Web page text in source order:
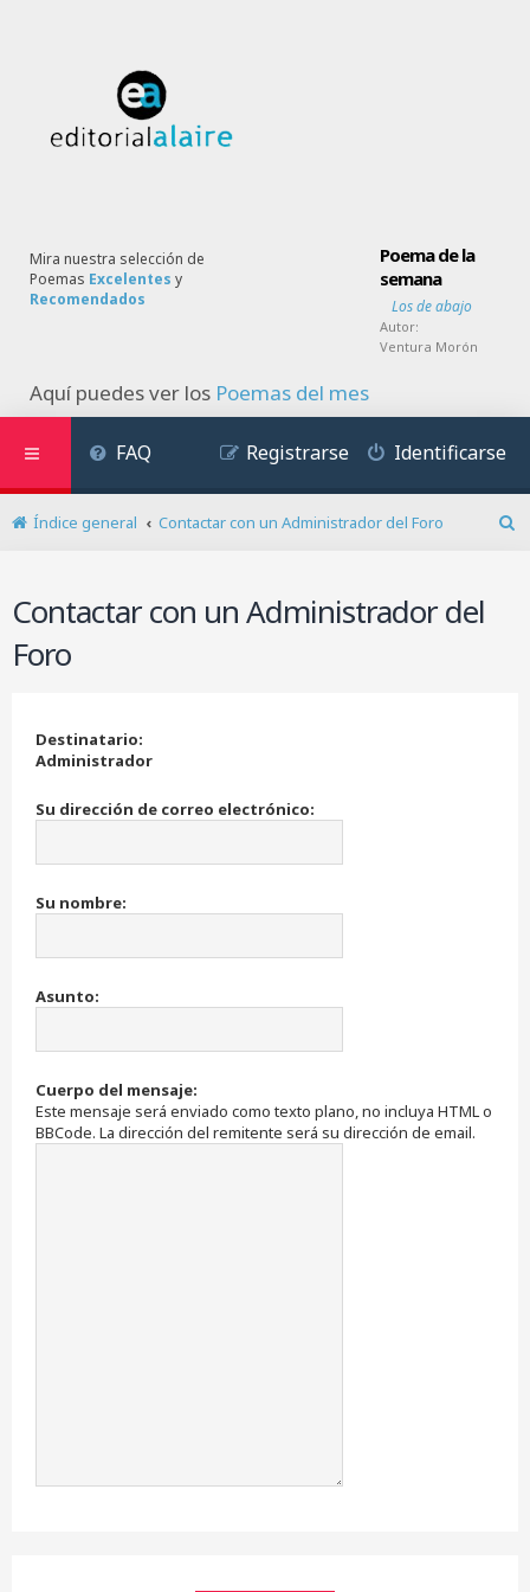
Mira nuestra selección de
Poemas Excelentes y
Recomendados
Poema de la
semana
Los de abajo
Autor:
Ventura Morón
Aquí puedes ver los Poemas del mes
FAQ Identificarse
Registrarse
Índice general
Contactar con un Administrador del Foro
Contactar con un Administrador del
Foro
Destinatario:
Administrador
Su dirección de correo electrónico:
Su nombre:
Asunto:
Cuerpo del mensaje:
Este mensaje será enviado como texto plano, no incluya HTML o
BBCode. La dirección del remitente será su dirección de email.